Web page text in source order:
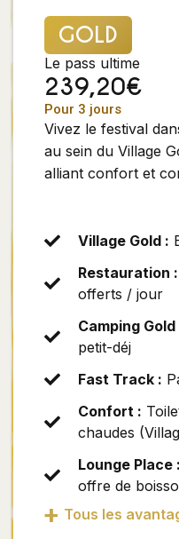
GOLD
Le pass ultime
239,20€
Pour 3 jours
Vivez le festival
au sein du Village
alliant confort et
Village Gold :
Restauration :
offerts / jour
Camping Gold
petit-déj
Fast Track :
Confort :
chaudes
Lounge Place :
offre de
+ Tous les